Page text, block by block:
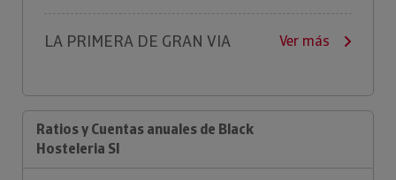
LA PRIMERA DE GRAN VIA Ver más
Ratios y Cuentas anuales de Black
Hosteleria Sl